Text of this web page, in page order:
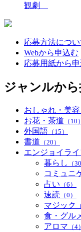
観劇
応募方法につい
Webから申込む
応募用紙から
ジャンルか
おしゃれ・美容
お花・茶道 （10）
外国語 （15）
書道 （20）
エンジョイライ
暮らし （
コミュニ
占い （6）
速読 （0）
マジック
食・グル
アロマ （4）